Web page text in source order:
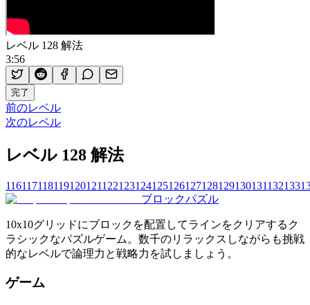
レベル 128 解法
3:56
完了
前のレベル
次のレベル
レベル 128 解法
116117118119120121122123124125126127128129130131132133
ブロックパズル
10x10グリッドにブロックを配置してラインをクリアするク
ラシックなパズルゲーム。数千のリラックスしながらも挑戦
的なレベルで論理力と戦略力を試しましょう。
ゲーム